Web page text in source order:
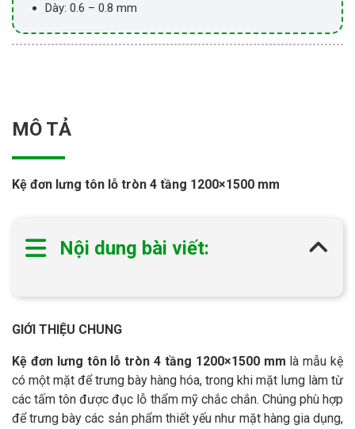
Dày: 0.6 – 0.8 mm
MÔ TẢ
Kệ đơn lưng tôn lỗ tròn 4 tầng 1200×1500 mm
Nội dung bài viết:
GIỚI THIỆU CHUNG
Kệ đơn lưng tôn lỗ tròn 4 tầng 1200×1500 mm là mẫu kệ
có một mặt để trưng bày hàng hóa, trong khi mặt lưng làm từ
các tấm tôn được đục lỗ thẩm mỹ chắc chắn. Chúng phù hợp
để trưng bày các sản phẩm thiết yếu như mặt hàng gia dụng,